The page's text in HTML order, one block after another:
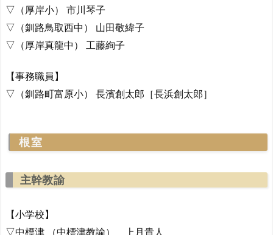
▽（厚岸小） 市川琴子
▽（釧路鳥取西中） 山田敬緯子
▽（厚岸真龍中） 工藤絢子
【事務職員】
▽（釧路町富原小） 長濱創太郎［長浜創太郎］
根室
主幹教諭
【小学校】
▽中標津 （中標津教諭） 上月貴人